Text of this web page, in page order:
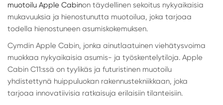
muotoilu Apple Cabinon täydellinen sekoitus nykyaikaisia
mukavuuksia ja hienostunutta muotoilua, joka tarjoaa
todella hienostuneen asumiskokemuksen.
Cymdin Apple Cabin, jonka ainutlaatuinen viehätysvoima
muokkaa nykyaikaisia asumis- ja työskentelytiloja. Apple
Cabin C11:ssä on tyylikäs ja futuristinen muotoilu
yhdistettynä huippuluokan rakennustekniikkaan, joka
tarjoaa innovatiivisia ratkaisuja erilaisiin tilanteisiin.